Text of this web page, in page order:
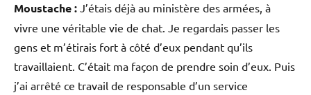
Moustache : J’étais déjà au ministère des armées, à
vivre une véritable vie de chat. Je regardais passer les
gens et m’étirais fort à côté d’eux pendant qu’ils
travaillaient. C’était ma façon de prendre soin d’eux. Puis
j’ai arrêté ce travail de responsable d’un service